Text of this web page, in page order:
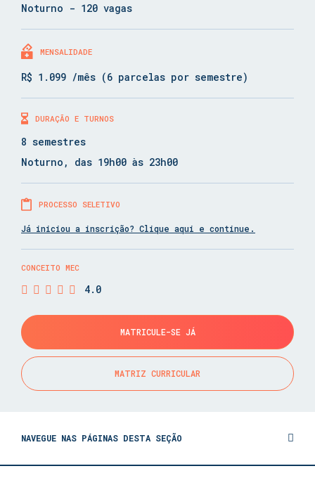
Noturno - 120 vagas
MENSALIDADE
R$ 1.099 /mês (6 parcelas por semestre)
DURAÇÃO E TURNOS
8 semestres
Noturno, das 19h00 às 23h00
PROCESSO SELETIVO
Já iniciou a inscrição? Clique aqui e continue.
CONCEITO MEC
4.0
MATRICULE-SE JÁ
MATRIZ CURRICULAR
NAVEGUE NAS PÁGINAS DESTA SEÇÃO